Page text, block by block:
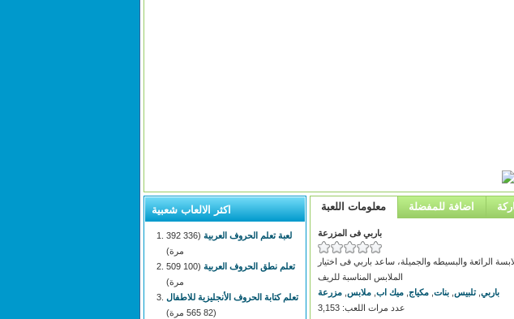
معلومات اللعبة اضافة للمفضلة
باربي فى المزرعة
الرائعة والبسيطه والجميلة، ساعد باربي فى اختيار
الملابس المناسبة للريف
باربي ,تلبيس بنات مكياج ميك اب ملابس مزرعة
عدد مرات اللعب: 3,153
اكثر الالعاب شعبية
لعبة تعلم الحروف العربية
(336 392
مرة)
تعلم نطق الحروف العربية
(100 509
مرة)
تعلم كتابة الحروف الأنجليزية للاطفال
(82 565 مرة)